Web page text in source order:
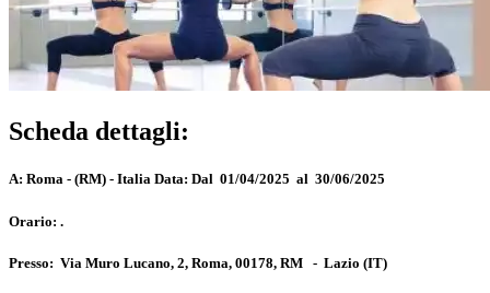
Scheda dettagli:
A: Roma - (RM) - Italia Data: Dal 01/04/2025 al 30/06/2025
Orario: .
Presso: Via Muro Lucano, 2, Roma, 00178, RM - Lazio (IT)